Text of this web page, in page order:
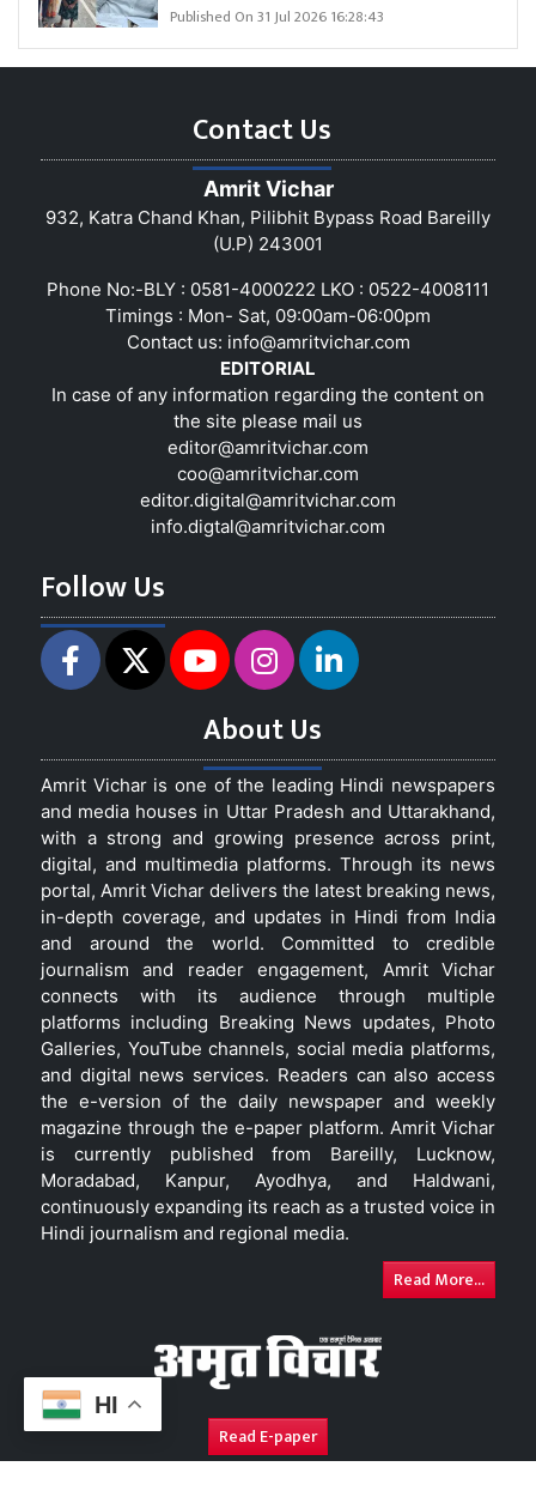
HI
Published On 31 Jul 2026 16:28:43
Contact Us
Amrit Vichar
932, Katra Chand Khan, Pilibhit Bypass Road Bareilly
(U.P) 243001
Phone No:-BLY : 0581-4000222 LKO : 0522-4008111
Timings : Mon- Sat, 09:00am-06:00pm
Contact us: info@amritvichar.com
EDITORIAL
In case of any information regarding the content on
the site please mail us
editor@amritvichar.com
coo@amritvichar.com
editor.digital@amritvichar.com
info.digtal@amritvichar.com
Follow Us
About Us
Amrit Vichar is one of the leading Hindi newspapers
and media houses in Uttar Pradesh and Uttarakhand,
with a strong and growing presence across print,
digital, and multimedia platforms. Through its news
portal, Amrit Vichar delivers the latest breaking news,
in-depth coverage, and updates in Hindi from India
and around the world. Committed to credible
journalism and reader engagement, Amrit Vichar
connects with its audience through multiple
platforms including Breaking News updates, Photo
Galleries, YouTube channels, social media platforms,
and digital news services. Readers can also access
the e-version of the daily newspaper and weekly
magazine through the e-paper platform. Amrit Vichar
is currently published from Bareilly, Lucknow,
Moradabad, Kanpur, Ayodhya, and Haldwani,
continuously expanding its reach as a trusted voice in
Hindi journalism and regional media.
Read More...
Read E-paper